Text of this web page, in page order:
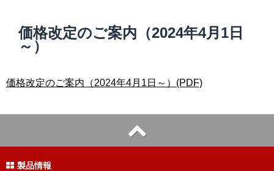
価格改定のご案内（2024年4月1日
～）
価格改定のご案内（2024年4月1日～）(PDF)
製品情報